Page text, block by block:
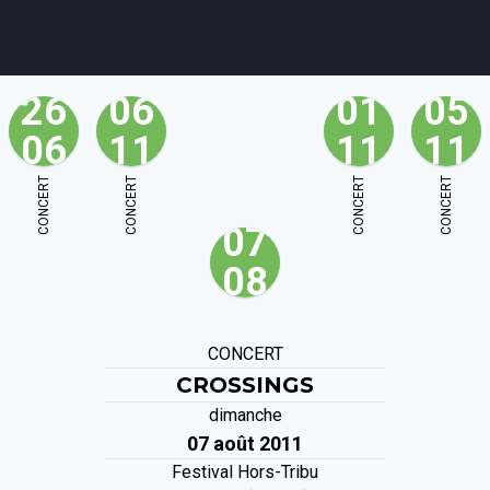
agenda personnes projets shop
26
06
CONCERT
06
11
CONCERT
07
08
01
11
CONCERT
05
11
CONCERT
CONCERT
CROSSINGS
dimanche
07 août 2011
Festival Hors-Tribu